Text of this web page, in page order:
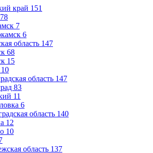
край 151
78
7
6
область 147
68
15
10
область 147
83
11
6
область 140
12
10
область 137